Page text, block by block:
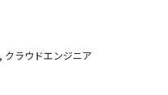
クラウドエンジニア